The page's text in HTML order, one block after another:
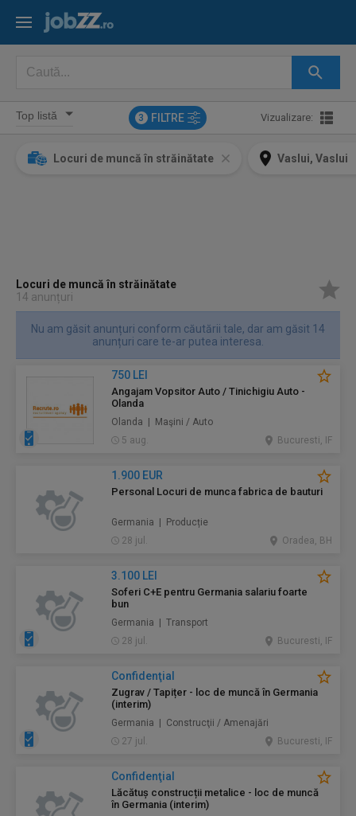
3 FILTRE Vizualizare:
Locuri de muncă în străinătate Vaslui, Vaslui
Locuri de muncă în străinătate
14 anunțuri
Nu am găsit anunțuri conform căutării tale, dar am găsit 14
anunțuri care te-ar putea interesa.
750 LEI
Angajam Vopsitor Auto / Tinichigiu Auto -
Olanda
Olanda | Maşini / Auto
5 aug.
Bucuresti, IF
1.900 EUR
Personal Locuri de munca fabrica de bauturi
Germania | Producție
28 jul.
Oradea, BH
3.100 LEI
Soferi C+E pentru Germania salariu foarte
bun
Germania | Transport
28 jul.
Bucuresti, IF
Confidenţial
Zugrav / Tapițer - loc de muncă în Germania
(interim)
Germania | Construcţii / Amenajări
27 jul.
Bucuresti, IF
Confidenţial
Lăcătuș construcții metalice - loc de muncă
în Germania (interim)